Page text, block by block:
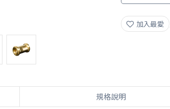
加入最愛
規格說明